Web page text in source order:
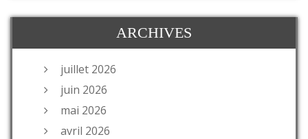
ARCHIVES
juillet 2026
juin 2026
mai 2026
avril 2026